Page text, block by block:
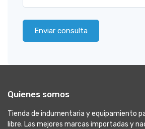
Enviar consulta
Quienes somos
Tienda de indumentaria y equipamiento
libre. Las mejores marcas importadas y